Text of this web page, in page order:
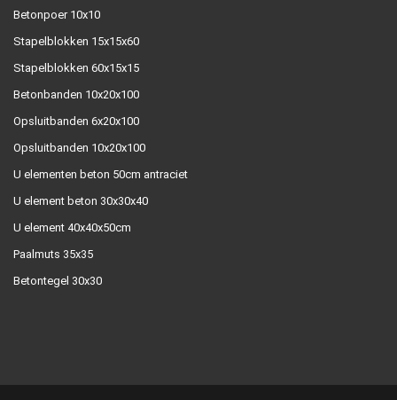
Betonpoer 10x10
Stapelblokken 15x15x60
Stapelblokken 60x15x15
Betonbanden 10x20x100
Opsluitbanden 6x20x100
Opsluitbanden 10x20x100
U elementen beton 50cm antraciet
U element beton 30x30x40
U element 40x40x50cm
Paalmuts 35x35
Betontegel 30x30